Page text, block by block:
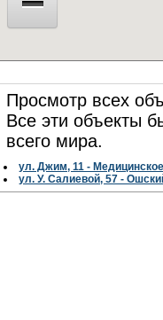
Просмотр всех
Все эти объекты
всего мира.
ул. Джим, 11 -
ул. У. Салиевой, 57 -